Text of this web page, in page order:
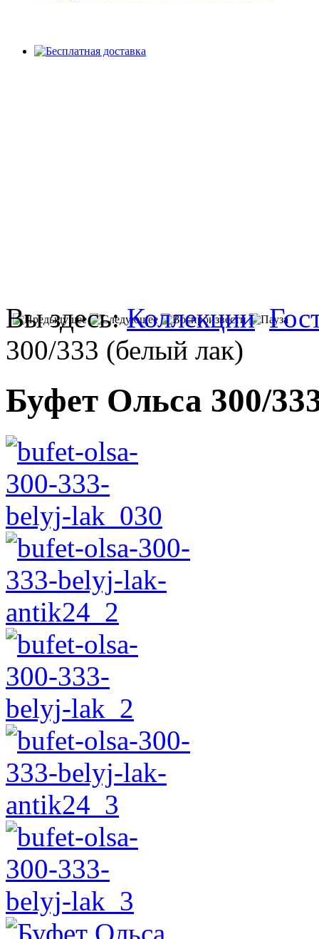
Вы здесь:Коллекции
300/333 (белый лак)
Буфет Ольса 300/